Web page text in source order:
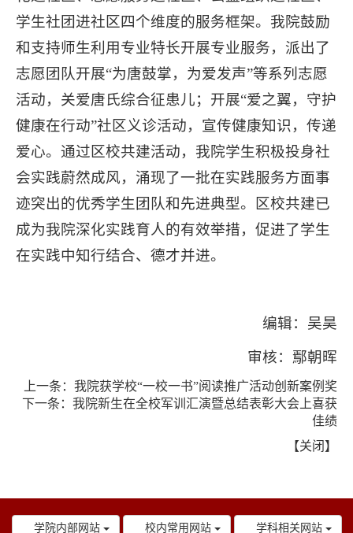
学生社团进社区四个维度的服务框架。我院鼓励
和支持师生利用专业特长开展专业服务，派出了
志愿团队开展“为唐鼓掌，为爱发声”等系列志愿
活动，关爱唐氏综合征患儿；开展“爱之翼，守护
健康在行动”社区义诊活动，宣传健康知识，传递
爱心。通过区校共建活动，我院学生积极投身社
会实践蔚然成风，涌现了一批在实践服务方面事
迹突出的优秀学生团队和先进典型。区校共建已
成为我院深化实践育人的有效举措，促进了学生
在实践中知行结合、德才并进。
编辑：吴昊
审核：鄢朝晖
上一条： 我院获学校“一校一书”阅读推广活动创新案例奖
下一条： 我院新生在全校军训汇演暨总结表彰大会上喜获
佳绩
【关闭 】
学院内部网站 校内常用网站 学科相关网站